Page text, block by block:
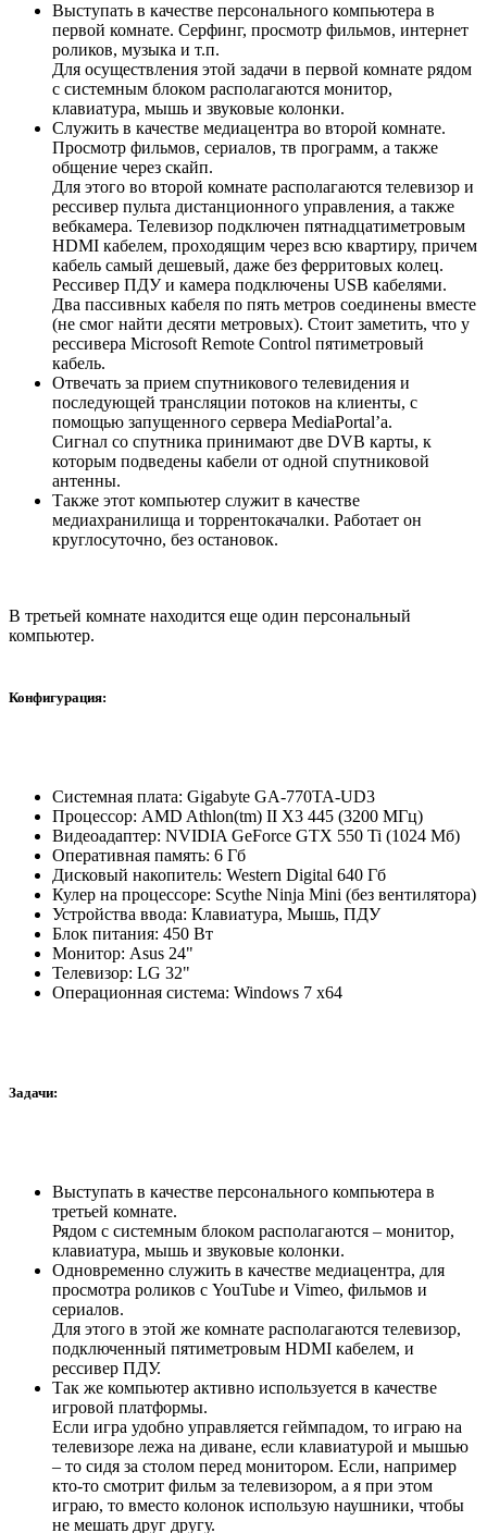
Выступать в качестве персонального компьютера в
первой комнате. Серфинг, просмотр фильмов, интернет
роликов, музыка и т.п.
Для осуществления этой задачи в первой комнате рядом
с системным блоком располагаются монитор,
клавиатура, мышь и звуковые колонки.
Служить в качестве медиацентра во второй комнате.
Просмотр фильмов, сериалов, тв программ, а также
общение через скайп.
Для этого во второй комнате располагаются телевизор и
рессивер пульта дистанционного управления, а также
вебкамера. Телевизор подключен пятнадцатиметровым
HDMI кабелем, проходящим через всю квартиру, причем
кабель самый дешевый, даже без ферритовых колец.
Рессивер ПДУ и камера подключены USB кабелями.
Два пассивных кабеля по пять метров соединены вместе
(не смог найти десяти метровых). Стоит заметить, что у
рессивера Microsoft Remote Control пятиметровый
кабель.
Отвечать за прием спутникового телевидения и
последующей трансляции потоков на клиенты, с
помощью запущенного сервера MediaPortal’а.
Сигнал со спутника принимают две DVB карты, к
которым подведены кабели от одной спутниковой
антенны.
Также этот компьютер служит в качестве
медиахранилища и торрентокачалки. Работает он
круглосуточно, без остановок.
В третьей комнате находится еще один персональный
компьютер.
Конфигурация:
Системная плата: Gigabyte GA-770TA-UD3
Процессор: AMD Athlon(tm) II X3 445 (3200 МГц)
Видеоадаптер: NVIDIA GeForce GTX 550 Ti (1024 Мб)
Оперативная память: 6 Гб
Дисковый накопитель: Western Digital 640 Гб
Кулер на процессоре: Scythe Ninja Mini (без вентилятора)
Устройства ввода: Клавиатура, Мышь, ПДУ
Блок питания: 450 Вт
Монитор: Asus 24"
Телевизор: LG 32"
Операционная система: Windows 7 x64
Задачи:
Выступать в качестве персонального компьютера в
третьей комнате.
Рядом с системным блоком располагаются – монитор,
клавиатура, мышь и звуковые колонки.
Одновременно служить в качестве медиацентра, для
просмотра роликов с YouTube и Vimeo, фильмов и
сериалов.
Для этого в этой же комнате располагаются телевизор,
подключенный пятиметровым HDMI кабелем, и
рессивер ПДУ.
Так же компьютер активно используется в качестве
игровой платформы.
Если игра удобно управляется геймпадом, то играю на
телевизоре лежа на диване, если клавиатурой и мышью
– то сидя за столом перед монитором. Если, например
кто-то смотрит фильм за телевизором, а я при этом
играю, то вместо колонок использую наушники, чтобы
не мешать друг другу.